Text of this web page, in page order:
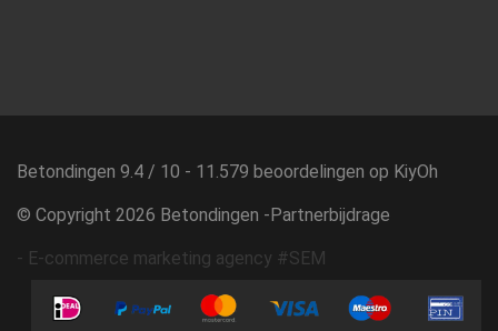
Betondingen 9.4 / 10 - 11.579 beoordelingen op KiyOh
© Copyright 2026 Betondingen - Partnerbijdrage
- E-commerce marketing agency #SEM